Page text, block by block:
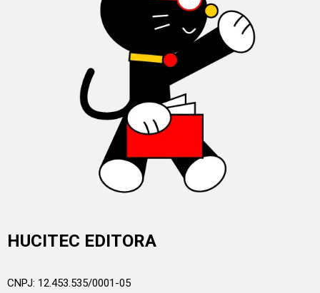
HUCITEC EDITORA
CNPJ: 12.453.535/0001-05